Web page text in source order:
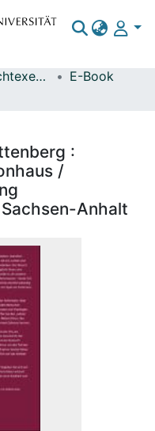
Elektronische Pflichtexemplare
E-Book
:
/
Anhalt